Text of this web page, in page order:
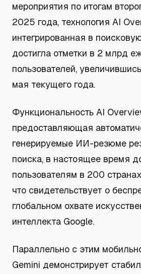
мероприятия по итогам
2025 года, технология AI
интегрированная в
достигла отметки в 2 млрд
пользователей,
мая текущего года.
Функциональность AI
предоставляющая
генерируемые ИИ-резюме
поиска, в настоящее время
пользователям в 200
что свидетельствует о
глобальном охвате
интеллекта Google.
Параллельно с этим
Gemini демонстрирует